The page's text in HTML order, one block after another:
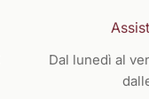
Dal lunedì al